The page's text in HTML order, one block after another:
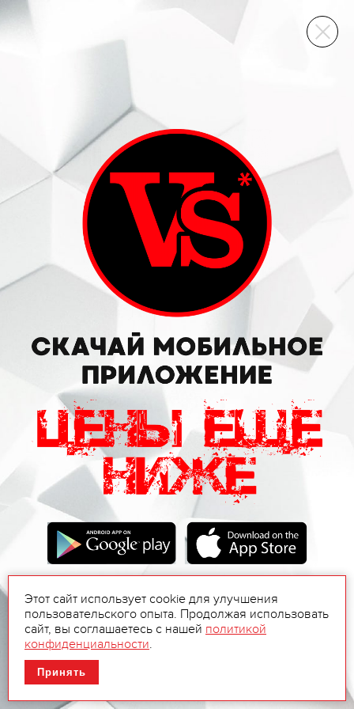
ВИННЫЙ СКЛАД
Этот сайт использует cookie для улучшения
пользовательского опыта. Продолжая использовать
сайт, вы соглашаетесь с нашей политикой
конфиденциальности.
Принять